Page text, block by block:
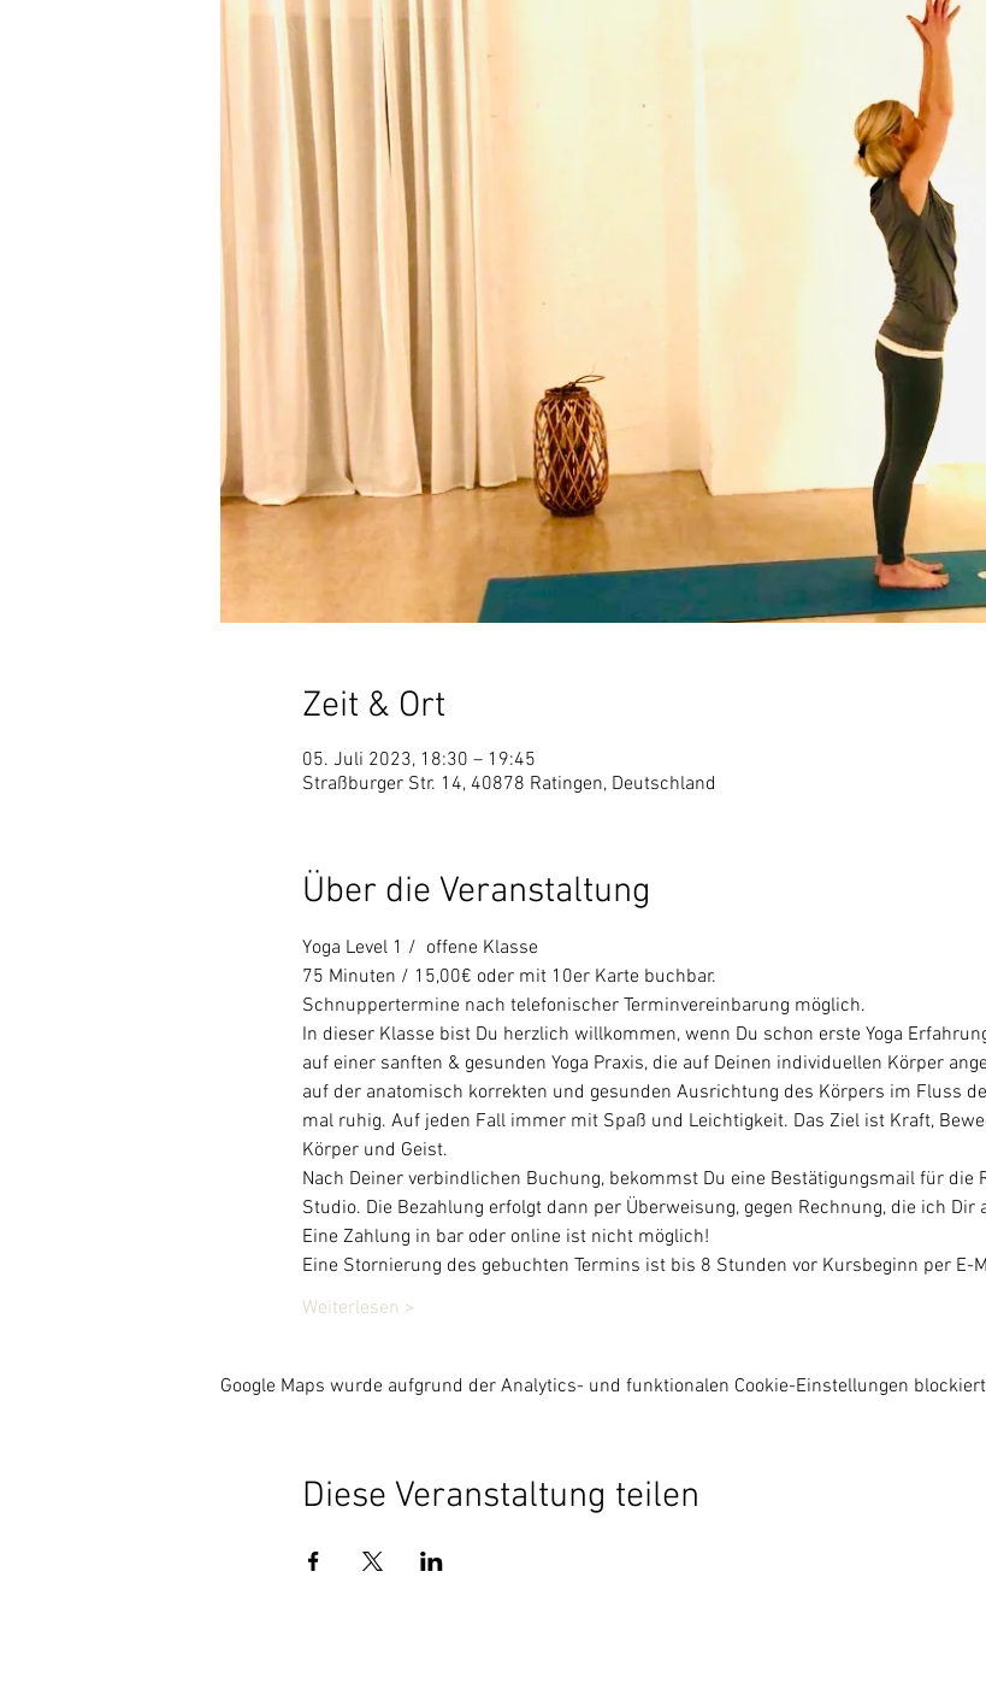
Zeit & Ort
05. Juli 2023, 18:30 – 19:45
Straßburger Str. 14, 40878 Ratingen, Deutschland
Über die Veranstaltung
Yoga Level 1 /  offene Klasse
75 Minuten / 15,00€ oder mit 10er Karte buchbar.
Schnuppertermine nach telefonischer Terminvereinbarung möglich.
In dieser Klasse bist Du herzlich willkommen, wenn Du schon erste Yoga
auf einer sanften & gesunden Yoga Praxis, die auf Deinen individuellen Körper
auf der anatomisch korrekten und gesunden Ausrichtung des Körpers im Fluss
mal ruhig. Auf jeden Fall immer mit Spaß und Leichtigkeit. Das Ziel ist Kraft,
Körper und Geist.
Nach Deiner verbindlichen Buchung, bekommst Du eine Bestätigungsmail für die
Studio. Die Bezahlung erfolgt dann per Überweisung, gegen Rechnung, die ich Dir
Eine Zahlung in bar oder online ist nicht möglich!
Eine Stornierung des gebuchten Termins ist bis 8 Stunden vor Kursbeginn per E-
Weiterlesen >
Google Maps wurde aufgrund der Analytics- und funktionalen Cookie-Einstellungen
Diese Veranstaltung teilen